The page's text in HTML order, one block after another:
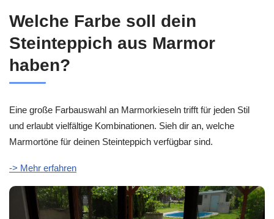
Welche Farbe soll dein
Steinteppich aus Marmor
haben?
Eine große Farbauswahl an Marmorkieseln trifft für jeden Stil
und erlaubt vielfältige Kombinationen. Sieh dir an, welche
Marmortöne für deinen Steinteppich verfügbar sind.
-> Mehr erfahren